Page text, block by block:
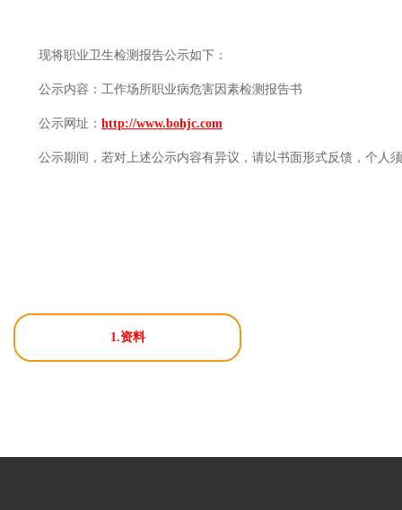
现将职业卫生检测报告公示如下：
公示内容： 工作场所职业病危害因素检测报告书
公示网址： http://www.bohjc.com
公示期间，若对上述公示内容有异议，请以书面形式反馈，个人
1.资料